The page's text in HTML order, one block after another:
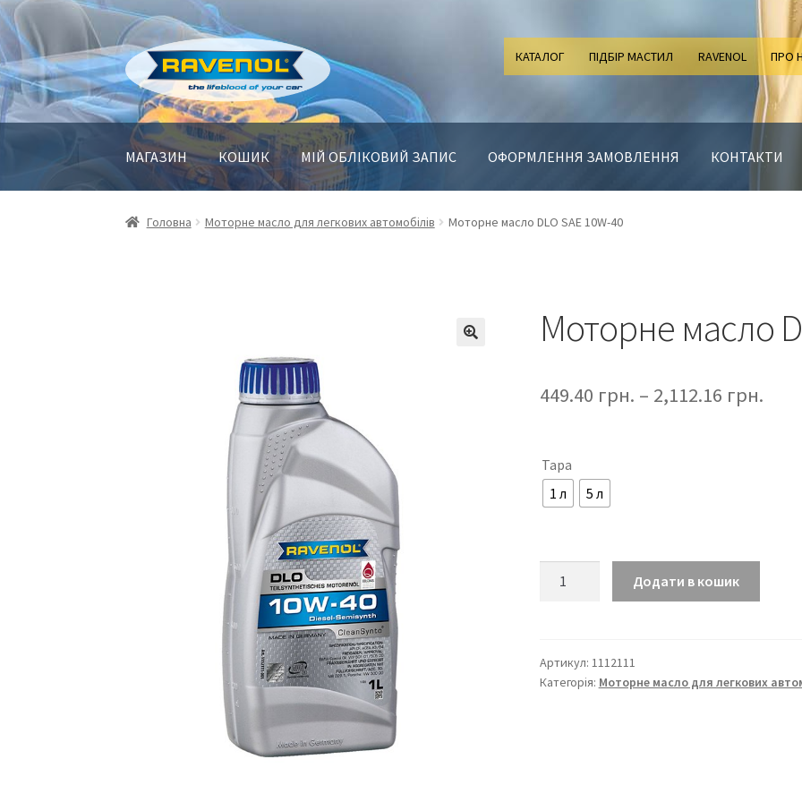
Перейти
до
навігації
Перейти
до
контенту
КАТАЛОГ ПІДБІР МАСТИЛ RAVENOL ПРО
МАГАЗИН КОШИК МІЙ ОБЛІКОВИЙ ЗАПИС ОФОРМЛЕННЯ ЗАМОВЛЕННЯ КОНТАКТИ
Головна Моторне масло для легкових автомобілів Моторне масло DLO SAE 10W-40
Моторне масло
449.40 грн. – 2,112.16 грн.
Тара
1 л
5 л
10W-
40
Додати в кошик
Артикул: 1112111
Категорія: Моторне масло для легкових